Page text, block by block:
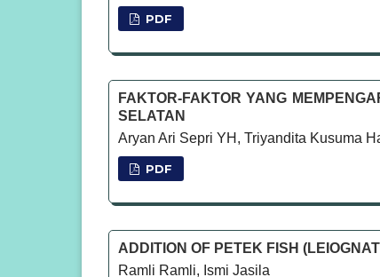
PDF
FAKTOR-FAKTOR YANG
SELATAN
Aryan Ari Sepri YH, Triyandita Kusuma
PDF
ADDITION OF PETEK FISH
Ramli Ramli, Ismi Jasila